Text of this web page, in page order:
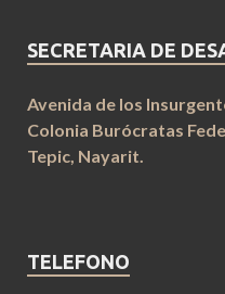
SECRETARIA DE
Avenida de los
Colonia Burócratas
Tepic, Nayarit.
TELEFONO